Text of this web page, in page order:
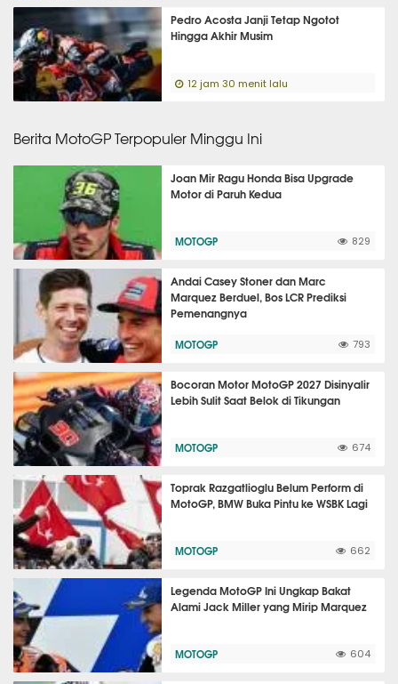
Pedro Acosta Janji Tetap Ngotot
Hingga Akhir Musim
12 jam 30 menit lalu
Berita MotoGP Terpopuler Minggu Ini
Joan Mir Ragu Honda Bisa Upgrade
Motor di Paruh Kedua
MOTOGP 829
Andai Casey Stoner dan Marc
Marquez Berduel, Bos LCR Prediksi
Pemenangnya
MOTOGP 793
Bocoran Motor MotoGP 2027 Disinyalir
Lebih Sulit Saat Belok di Tikungan
MOTOGP 674
Toprak Razgatlioglu Belum Perform di
MotoGP, BMW Buka Pintu ke WSBK Lagi
MOTOGP 662
Legenda MotoGP Ini Ungkap Bakat
Alami Jack Miller yang Mirip Marquez
MOTOGP 604